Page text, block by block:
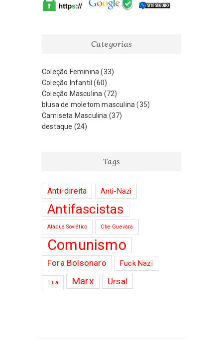
Categorias
Coleção Feminina (33)
Coleção Infantil (60)
Coleção Masculina (72)
blusa de moletom masculina (35)
Camiseta Masculina (37)
destaque (24)
Tags
Anti-direita Anti-Nazi
Antifascistas
Ataque Soviético Che Guevara
Comunismo
Fora Bolsonaro Fuck Nazi
Lula Marx Ursal